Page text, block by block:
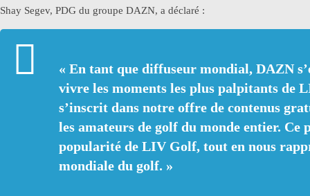
Shay Segev, PDG du groupe DAZN, a déclaré :
« En tant que diffuseur mondial, DAZN
vivre les moments les plus palpitants
s’inscrit dans notre offre de contenus
les amateurs de golf du monde entier.
popularité de LIV Golf, tout en nous
mondiale du golf. »